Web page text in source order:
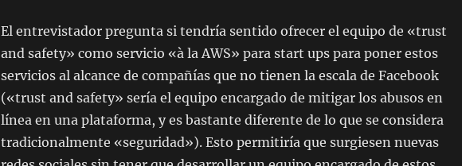
El entrevistador pregunta si tendría sentido ofrecer el equipo de «trust
and safety» como servicio «à la AWS» para start ups para poner estos
servicios al alcance de compañías que no tienen la escala de Facebook
(«trust and safety» sería el equipo encargado de mitigar los abusos en
línea en una plataforma, y es bastante diferente de lo que se considera
tradicionalmente «seguridad»). Esto permitiría que surgiesen nuevas